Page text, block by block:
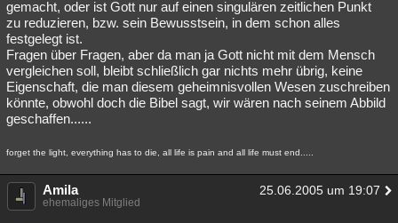
gemacht, oder ist Gott nur auf einen singulären zeitlichen Punkt
zu reduzieren, bzw. sein Bewusstsein, in dem schon alles
festgelegt ist.
Fragen über Fragen, aber da man ja Gott nicht mit dem Mensch
vergleichen soll, bleibt schließlich gar nichts mehr übrig, keine
Eigenschaft, die man diesem geheimnisvollen Wesen zuschreiben
könnte, obwohl doch die Bibel sagt, wir wären nach seinem Abbild
geschaffen......
forget the light, everything has to die, all life is pain and all life must end.....
Amila 25.06.2005 um 19:07
ehemaliges Mitglied